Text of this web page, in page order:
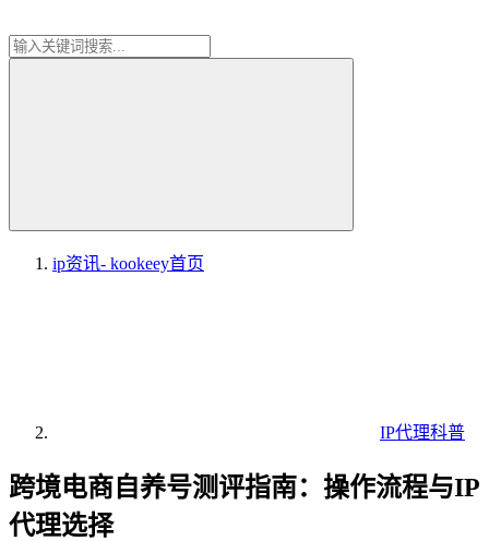
ip资讯- kookeey首页
IP代理科普
跨境电商自养号测评指南：操作流程与IP
代理选择